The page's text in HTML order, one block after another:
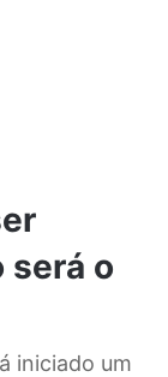
será o
iniciado um